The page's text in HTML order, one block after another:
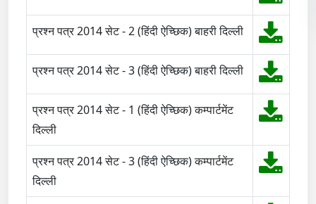
प्रश्न पत्र 2014 सेट - 2 (हिंदी ऐच्छिक) बाहरी दिल्ली
प्रश्न पत्र 2014 सेट - 3 (हिंदी ऐच्छिक) बाहरी दिल्ली
प्रश्न पत्र 2014 सेट - 1 (हिंदी ऐच्छिक) कम्पार्टमेंट
दिल्ली
प्रश्न पत्र 2014 सेट - 3 (हिंदी ऐच्छिक) कम्पार्टमेंट
दिल्ली